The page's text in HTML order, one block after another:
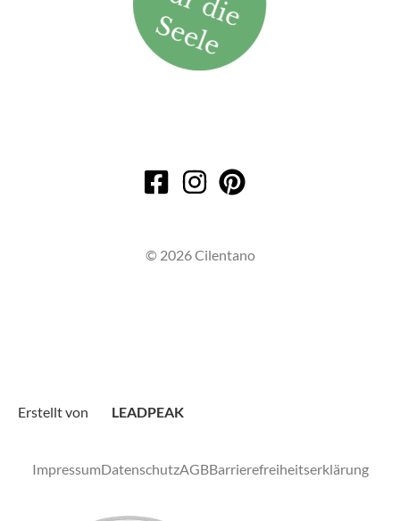
© 2026 Cilentano
Erstellt von LEADPEAK
ImpressumDatenschutzAGBBarrierefreiheitserklärung